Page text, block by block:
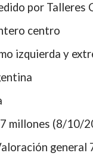
por Talleres
centro
izquierda y
millones (8/10/
general